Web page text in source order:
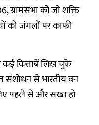
ग्रामसभा को जो शक्ति
को जंगलों पर काफी
कई किताबें लिख चुके
संशोधन से भारतीय वन
पहले से और सख्त हो